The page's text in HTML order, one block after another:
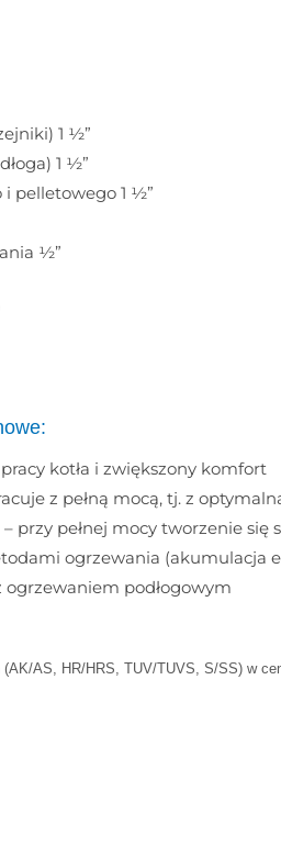
1 ½”
1 ½”
i pelletowego 1 ½”
½”
kotła i zwiększony komfort
z pełną mocą, tj. z
przy pełnej mocy tworzenie
ogrzewania (akumulacja
ogrzewaniem podłogowym
AS, HR/HRS, TUV/TUVS, S/SS) w